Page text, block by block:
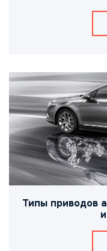
Типы приводов